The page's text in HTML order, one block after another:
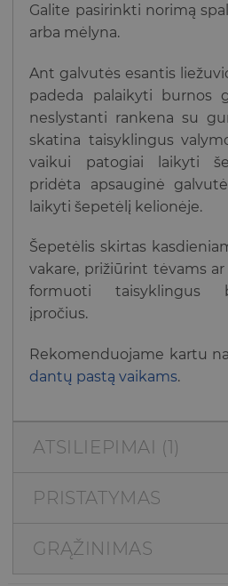
Galite pasirinkti norimą
arba mėlyna.
Ant galvutės esantis
padeda palaikyti burnos
neslystanti rankena su
skatina taisyklingus
vaikui patogiai laikyti
pridėta apsauginė
laikyti šepetėlį kelionėje.
Šepetėlis skirtas
vakare, prižiūrint tėvams
formuoti taisyklingus
įpročius.
Rekomenduojame kartu
dantų pastą vaikams.
ATSILIEPIMAI (1)
PRISTATYMAS
GRĄŽINIMAS